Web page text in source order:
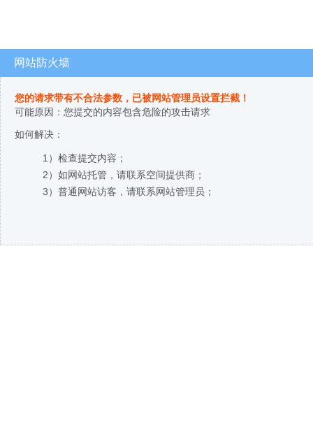
网站防火墙
您的请求带有不合法参数，已被网站管理员设置拦截！
可能原因：您提交的内容包含危险的攻击请求
如何解决：
1）检查提交内容；
2）如网站托管，请联系空间提供商；
3）普通网站访客，请联系网站管理员；